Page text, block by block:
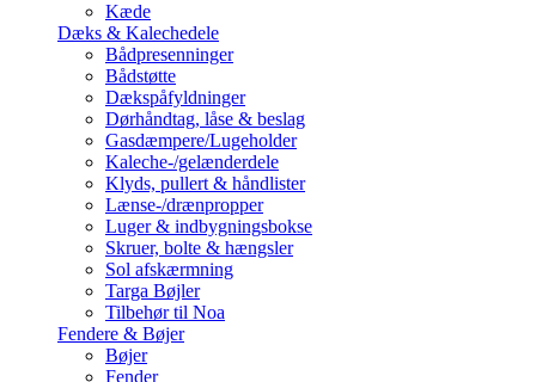
Kæde
Dæks & Kalechedele
Bådpresenninger
Bådstøtte
Dækspåfyldninger
Dørhåndtag, låse & beslag
Gasdæmpere/Lugeholder
Kaleche-/gelænderdele
Klyds, pullert & håndlister
Lænse-/drænpropper
Luger & indbygningsbokse
Skruer, bolte & hængsler
Sol afskærmning
Targa Bøjler
Tilbehør til Noa
Fendere & Bøjer
Bøjer
Fender